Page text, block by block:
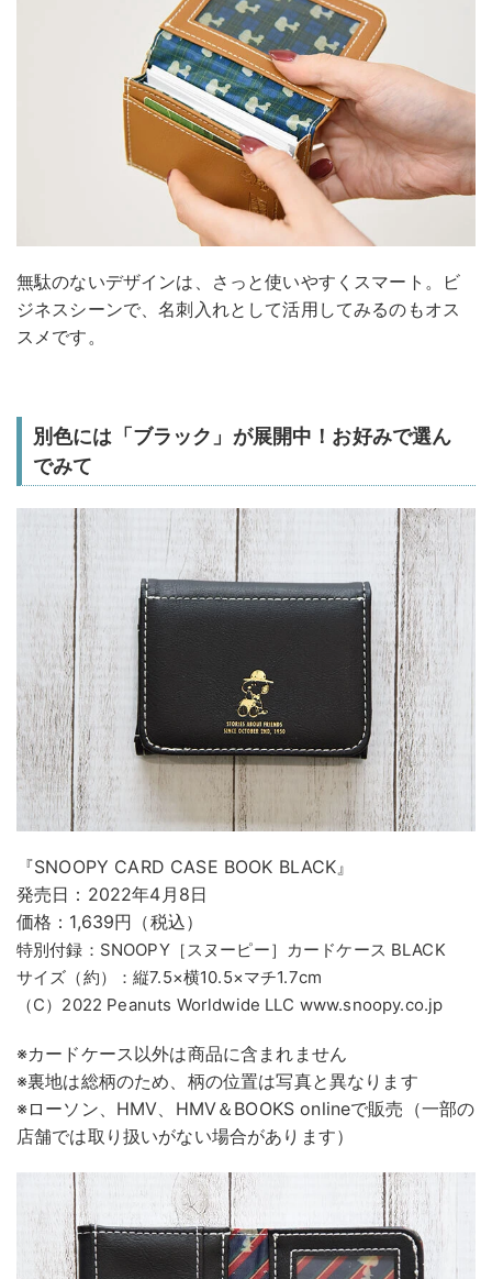
無駄のないデザインは、さっと使いやすくスマート。ビ
ジネスシーンで、名刺入れとして活用してみるのもオス
スメです。
別色には「ブラック」が展開中！お好みで選ん
でみて
『SNOOPY CARD CASE BOOK BLACK』
発売日：2022年4月8日
価格：1,639円（税込）
特別付録：SNOOPY［スヌーピー］カードケース BLACK
サイズ（約）：縦7.5×横10.5×マチ1.7cm
（C）2022 Peanuts Worldwide LLC www.snoopy.co.jp
※カードケース以外は商品に含まれません
※裏地は総柄のため、柄の位置は写真と異なります
※ローソン、HMV、HMV＆BOOKS onlineで販売（一部の
店舗では取り扱いがない場合があります）